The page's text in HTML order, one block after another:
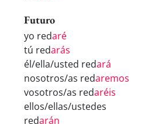
Futuro
yo redaré
tú redarás
él/ella/usted redará
nosotros/as redaremos
vosotros/as redaréis
ellos/ellas/ustedes
redarán